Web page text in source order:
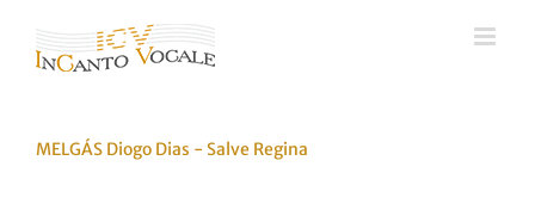
inhoud
MELGÁS Diogo Dias - Salve Regina